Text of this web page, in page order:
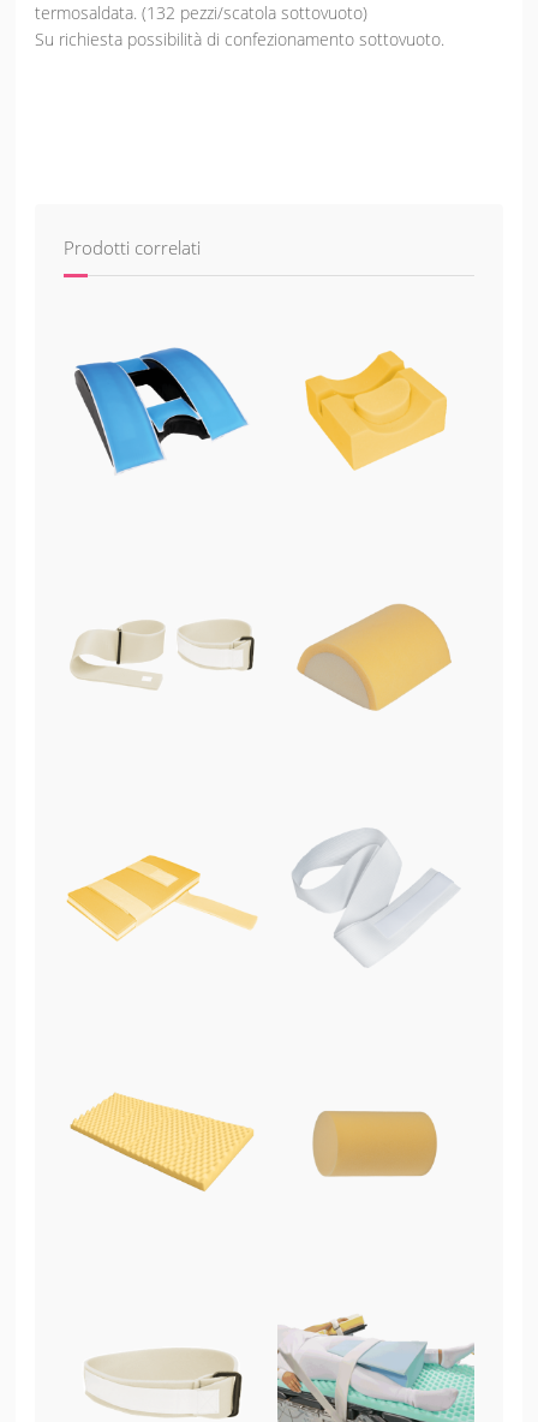
termosaldata. (132 pezzi/scatola sottovuoto)
Su richiesta possibilità di confezionamento sottovuoto.
Prodotti correlati